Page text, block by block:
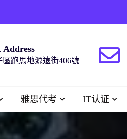
Address
區跑馬地源遠街406號
雅思代考 IT认证